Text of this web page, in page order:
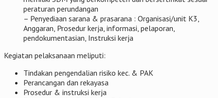
peraturan perundangan
– Penyediaan sarana & prasarana : Organisasi/unit K3,
Anggaran, Prosedur kerja, informasi, pelaporan,
pendokumentasian, Instruksi kerja
Kegiatan pelaksanaan meliputi:
Tindakan pengendalian risiko kec. & PAK
Perancangan dan rekayasa
Prosedur & instruksi kerja